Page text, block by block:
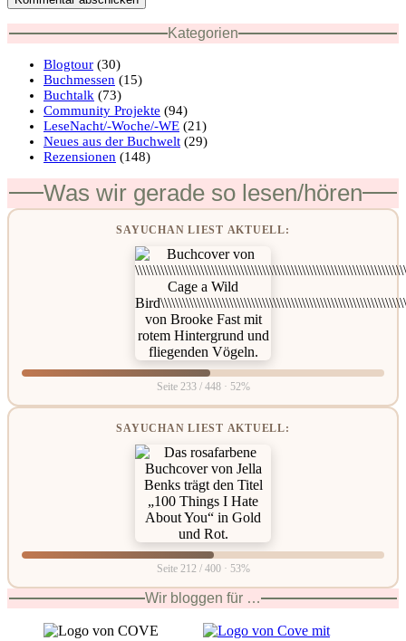
Kategorien
Blogtour (30)
Buchmessen (15)
Buchtalk (73)
Community Projekte (94)
LeseNacht/-Woche/-WE (21)
Neues aus der Buchwelt (29)
Rezensionen (148)
Was wir gerade so lesen/hören
SAYUCHAN LIEST AKTUELL:
Seite 233 / 448 · 52%
SAYUCHAN LIEST AKTUELL:
Seite 212 / 400 · 53%
Wir bloggen für …